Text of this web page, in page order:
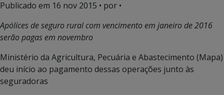
Publicado em 16 nov 2015 • por •
Apólices de seguro rural com vencimento em janeiro de 2016
serão pagas em novembro
Ministério da Agricultura, Pecuária e Abastecimento (Mapa)
deu início ao pagamento dessas operações junto às
seguradoras